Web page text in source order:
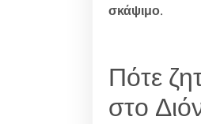
σκάψιμο.
Πότε
στο